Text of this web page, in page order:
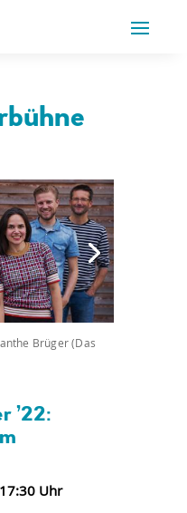
Brüger (Das
’22:
Uhr